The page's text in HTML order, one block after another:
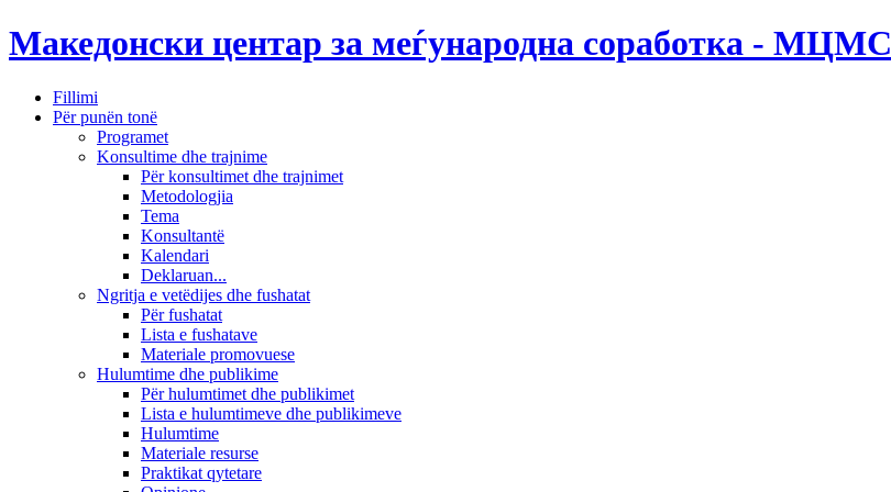
Македонски центар за меѓународна соработка - МЦМС
Fillimi
Për punën tonë
Programet
Konsultime dhe trajnime
Për konsultimet dhe trajnimet
Metodologjia
Tema
Konsultantë
Kalendari
Deklaruan...
Ngritja e vetëdijes dhe fushatat
Për fushatat
Lista e fushatave
Materiale promovuese
Hulumtime dhe publikime
Për hulumtimet dhe publikimet
Lista e hulumtimeve dhe publikimeve
Hulumtime
Materiale resurse
Praktikat qytetare